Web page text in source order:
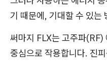
기 때문에, 기대할 수 있는
써마지 FLX는 고주파(RF)
중심으로 작용합니다. 진